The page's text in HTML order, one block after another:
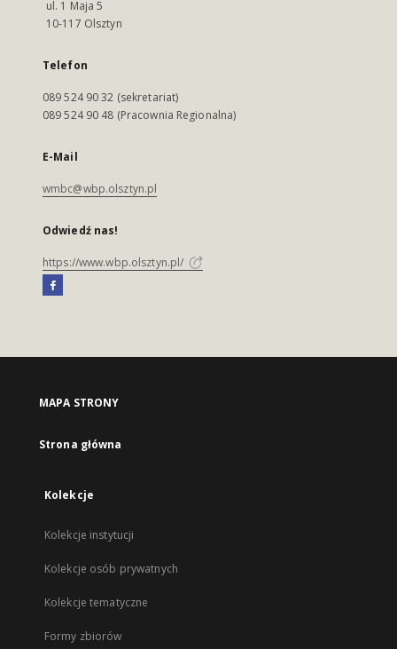
ul. 1 Maja 5
10-117 Olsztyn
Telefon
089 524 90 32 (sekretariat)
089 524 90 48 (Pracownia Regionalna)
E-Mail
wmbc@wbp.olsztyn.pl
Odwiedź nas!
https://www.wbp.olsztyn.pl/
MAPA STRONY
Strona główna
Kolekcje
Kolekcje instytucji
Kolekcje osób prywatnych
Kolekcje tematyczne
Formy zbiorów